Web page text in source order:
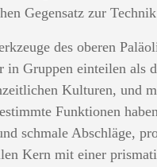
Gegensatz zur
des oberen
in Gruppen einteilen als
Kulturen, und
Funktionen
schmale Abschläge,
Kern mit einer